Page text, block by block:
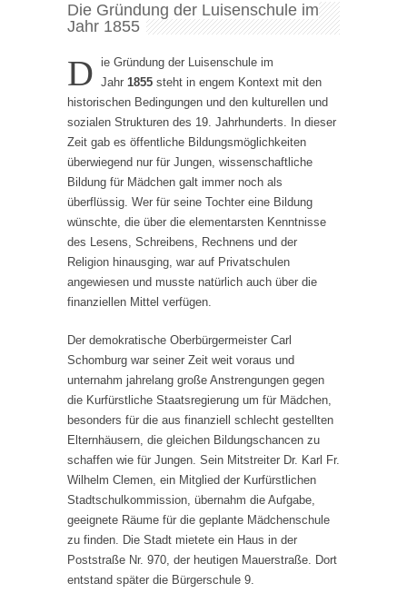
Die Gründung der Luisenschule im
Jahr 1855
D ie Gründung der Luisenschule im
Jahr 1855 steht in engem Kontext mit den
historischen Bedingungen und den kulturellen und
sozialen Strukturen des 19. Jahrhunderts. In dieser
Zeit gab es öffentliche Bildungsmöglichkeiten
überwiegend nur für Jungen, wissenschaftliche
Bildung für Mädchen galt immer noch als
überflüssig. Wer für seine Tochter eine Bildung
wünschte, die über die elementarsten Kenntnisse
des Lesens, Schreibens, Rechnens und der
Religion hinausging, war auf Privatschulen
angewiesen und musste natürlich auch über die
finanziellen Mittel verfügen.
Der demokratische Oberbürgermeister Carl
Schomburg war seiner Zeit weit voraus und
unternahm jahrelang große Anstrengungen gegen
die Kurfürstliche Staatsregierung um für Mädchen,
besonders für die aus finanziell schlecht gestellten
Elternhäusern, die gleichen Bildungschancen zu
schaffen wie für Jungen. Sein Mitstreiter Dr. Karl Fr.
Wilhelm Clemen, ein Mitglied der Kurfürstlichen
Stadtschulkommission, übernahm die Aufgabe,
geeignete Räume für die geplante Mädchenschule
zu finden. Die Stadt mietete ein Haus in der
Poststraße Nr. 970, der heutigen Mauerstraße. Dort
entstand später die Bürgerschule 9.